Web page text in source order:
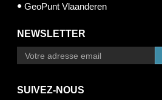
GeoPunt Vlaanderen
NEWSLETTER
SUIVEZ-NOUS